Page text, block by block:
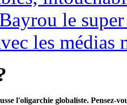
le
les médias
l'oligarchie globaliste. Pensez-